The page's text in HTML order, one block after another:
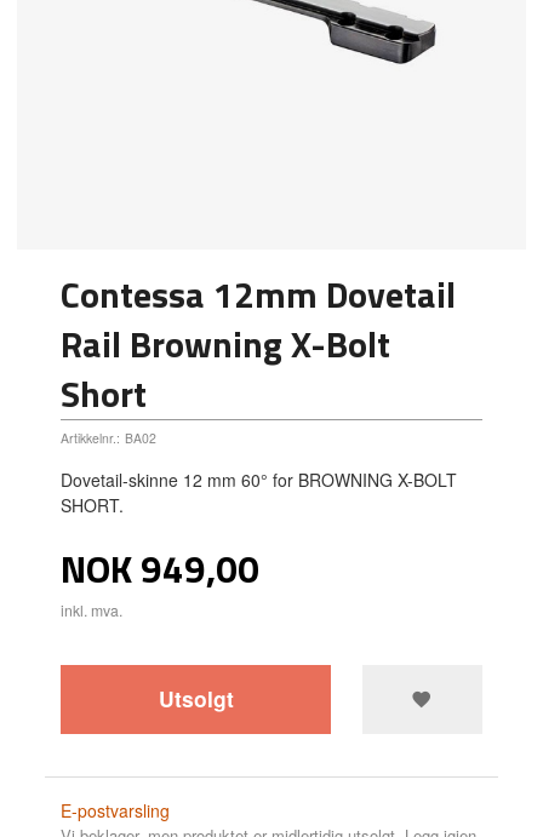
Contessa 12mm Dovetail
Rail Browning X-Bolt
Short
Artikkelnr.: BA02
Dovetail-skinne 12 mm 60° for BROWNING X-BOLT
SHORT.
Pris
NOK949,00
inkl. mva.
Utsolgt
E-postvarsling